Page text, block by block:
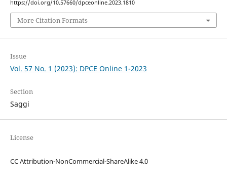
https://doi.org/10.57660/dpceonline.2023.1810
More Citation Formats
Issue
Vol. 57 No. 1 (2023): DPCE Online 1-2023
Section
Saggi
License
CC Attribution-NonCommercial-ShareAlike 4.0